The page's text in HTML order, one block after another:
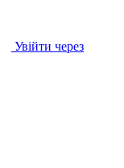
Увійти через